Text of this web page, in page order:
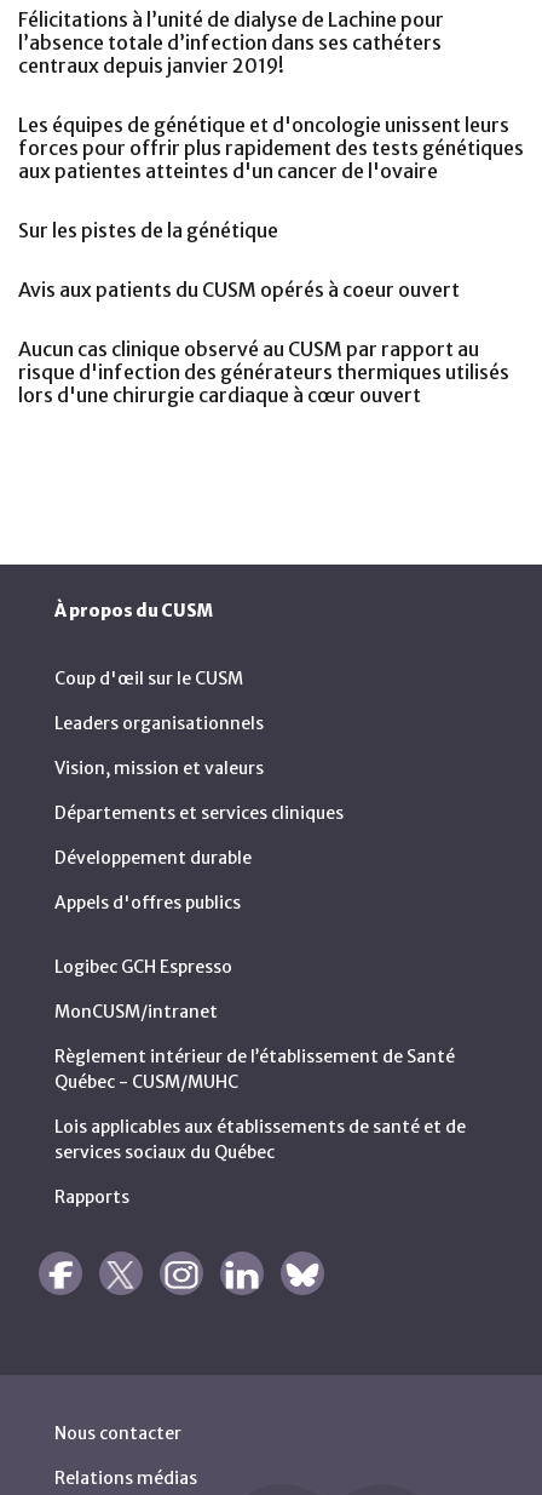
Félicitations à l’unité de dialyse de Lachine pour
l’absence totale d’infection dans ses cathéters
centraux depuis janvier 2019!
Les équipes de génétique et d'oncologie unissent leurs
forces pour offrir plus rapidement des tests génétiques
aux patientes atteintes d'un cancer de l'ovaire
Sur les pistes de la génétique
Avis aux patients du CUSM opérés à coeur ouvert
Aucun cas clinique observé au CUSM par rapport au
risque d'infection des générateurs thermiques utilisés
lors d'une chirurgie cardiaque à cœur ouvert
À propos du CUSM
Coup d'œil sur le CUSM
Leaders organisationnels
Vision, mission et valeurs
Départements et services cliniques
Développement durable
Appels d'offres publics
Logibec GCH Espresso
MonCUSM/intranet
Règlement intérieur de l’établissement de Santé
Québec - CUSM/MUHC
Lois applicables aux établissements de santé et de
services sociaux du Québec
Rapports
Nous contacter
Relations médias